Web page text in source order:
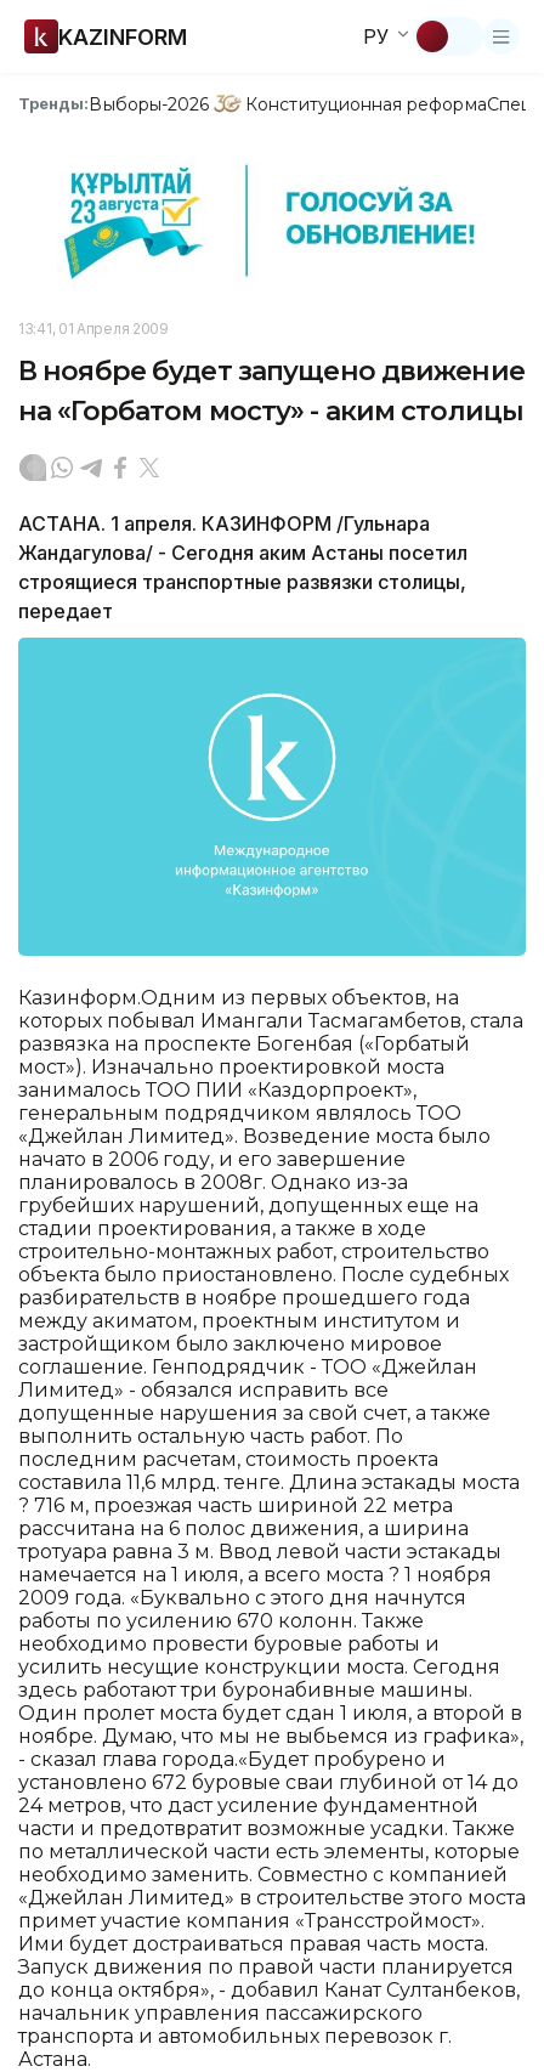
KAZINFORM РУ
Тренды:Выборы-2026 Конституционная реформа
13:41, 01 Апреля 2009
В ноябре будет запущено движение
на «Горбатом мосту» - аким столицы
АСТАНА. 1 апреля. КАЗИНФОРМ /Гульнара
Жандагулова/ - Сегодня аким Астаны посетил
строящиеся транспортные развязки столицы,
передает
Казинформ.Одним из первых объектов, на
которых побывал Имангали Тасмагамбетов, стала
развязка на проспекте Богенбая («Горбатый
мост»). Изначально проектировкой моста
занималось ТОО ПИИ «Каздорпроект»,
генеральным подрядчиком являлось ТОО
«Джейлан Лимитед». Возведение моста было
начато в 2006 году, и его завершение
планировалось в 2008г. Однако из-за
грубейших нарушений, допущенных еще на
стадии проектирования, а также в ходе
строительно-монтажных работ, строительство
объекта было приостановлено. После судебных
разбирательств в ноябре прошедшего года
между акиматом, проектным институтом и
застройщиком было заключено мировое
соглашение. Генподрядчик - ТОО «Джейлан
Лимитед» - обязался исправить все
допущенные нарушения за свой счет, а также
выполнить остальную часть работ. По
последним расчетам, стоимость проекта
составила 11,6 млрд. тенге. Длина эстакады моста
? 716 м, проезжая часть шириной 22 метра
рассчитана на 6 полос движения, а ширина
тротуара равна 3 м. Ввод левой части эстакады
намечается на 1 июля, а всего моста ? 1 ноября
2009 года. «Буквально с этого дня начнутся
работы по усилению 670 колонн. Также
необходимо провести буровые работы и
усилить несущие конструкции моста. Сегодня
здесь работают три буронабивные машины.
Один пролет моста будет сдан 1 июля, а второй в
ноябре. Думаю, что мы не выбьемся из графика»,
- сказал глава города.«Будет пробурено и
установлено 672 буровые сваи глубиной от 14 до
24 метров, что даст усиление фундаментной
части и предотвратит возможные усадки. Также
по металлической части есть элементы, которые
необходимо заменить. Совместно с компанией
«Джейлан Лимитед» в строительстве этого моста
примет участие компания «Трансстроймост».
Ими будет достраиваться правая часть моста.
Запуск движения по правой части планируется
до конца октября», - добавил Канат Султанбеков,
начальник управления пассажирского
транспорта и автомобильных перевозок г.
Астана.